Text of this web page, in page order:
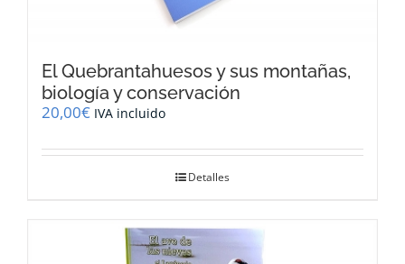
El Quebrantahuesos y sus montañas,
biología y conservación
20,00€ IVA incluido
Detalles